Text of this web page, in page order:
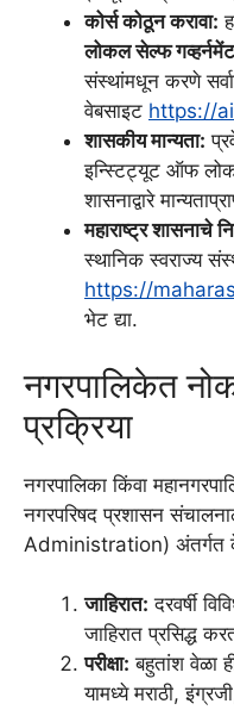
कोर्स कोठून करावा:
लोकल सेल्फ
संस्थांमधून करणे
वेबसाइट https://
शासकीय मान्यता:
इन्स्टिट्यूट ऑफ
शासनाद्वारे
महाराष्ट्र शासनाचे
स्थानिक स्वराज्य
https://
भेट द्या.
नगरपालिकेत
प्रक्रिया
नगरपालिका किंवा
नगरपरिषद प्रशासन
Administration) अंतर्गत
जाहिरात: दरवर्षी
जाहिरात प्रसिद्ध
परीक्षा: बहुतांश वेळा
यामध्ये मराठी,